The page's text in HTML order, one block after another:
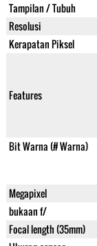
Tampilan / Tubuh
Resolusi
Kerapatan Piksel
Features
Bit Warna (# Warna)
Megapixel
bukaan f/
Focal length (35mm)